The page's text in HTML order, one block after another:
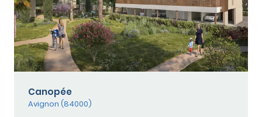
Canopée
Avignon (84000)